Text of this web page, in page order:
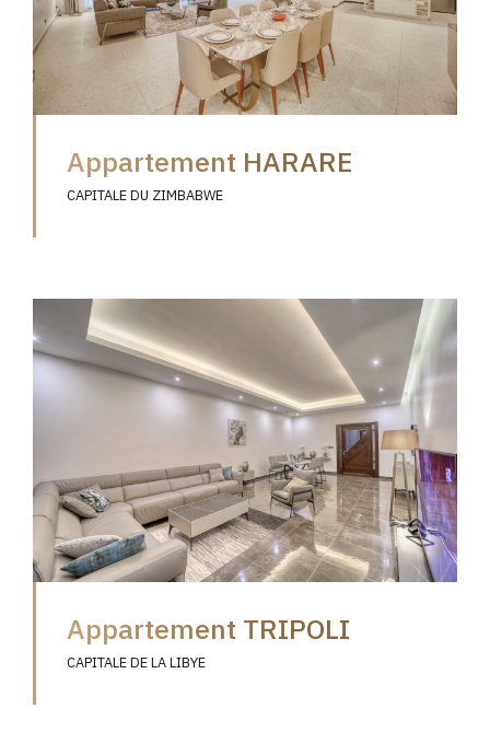
Appartement HARARE
CAPITALE DU ZIMBABWE
Appartement TRIPOLI
CAPITALE DE LA LIBYE